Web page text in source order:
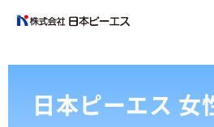
日本ピーエス 女